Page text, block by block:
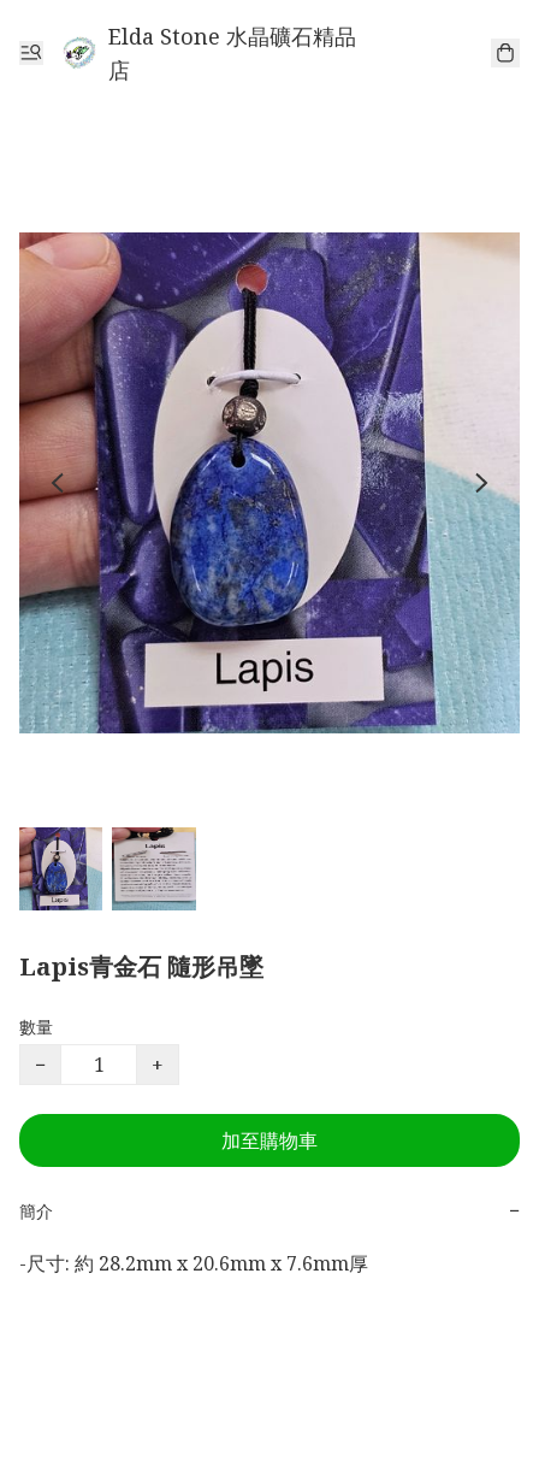
Elda Stone 水晶礦石精品
店
Lapis青金石 隨形吊墜
數量
− +
加至購物車
簡介
−
-尺寸: 約 28.2mm x 20.6mm x 7.6mm厚